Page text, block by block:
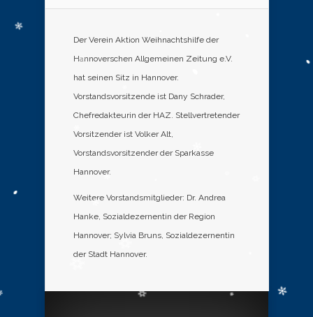
Der Verein Aktion Weihnachtshilfe der
Hannoverschen Allgemeinen Zeitung e.V.
hat seinen Sitz in Hannover.
Vorstandsvorsitzende ist Dany Schrader,
Chefredakteurin der HAZ. Stellvertretender
Vorsitzender ist Volker Alt,
Vorstandsvorsitzender der Sparkasse
Hannover.
Weitere Vorstandsmitglieder: Dr. Andrea
Hanke, Sozialdezernentin der Region
Hannover; Sylvia Bruns, Sozialdezernentin
der Stadt Hannover.